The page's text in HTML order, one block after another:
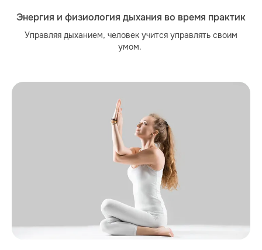
Энергия и физиология дыхания во время практик
Управляя дыханием, человек учится управлять своим
умом.